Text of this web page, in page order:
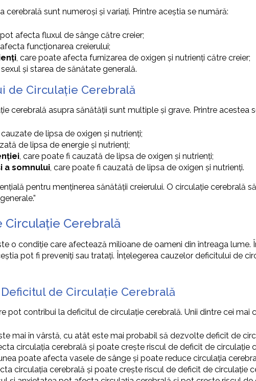
cerebrală sunt numeroși și variați. Printre aceștia se numără:
afecta fluxul de sânge către creier;
funcționarea creierului;
, care poate afecta furnizarea de oxigen și nutrienți către creier;
și starea de sănătate generală.
de Circulație Cerebrală
cerebrală asupra sănătății sunt multiple și grave. Printre acestea
de lipsa de oxigen și nutrienți;
de lipsa de energie și nutrienți;
, care poate fi cauzată de lipsa de oxigen și nutrienți;
a somnului, care poate fi cauzată de lipsa de oxigen și nutrienți.
pentru menținerea sănătății creierului. O circulație cerebrală
Circulație Cerebrală
o condiție care afectează milioane de oameni din întreaga
pot fi preveniți sau tratați. Înțelegerea cauzelor deficitului de
de Circulație Cerebrală
pot contribui la deficitul de circulație cerebrală. Unii dintre cei mai
mai în vârstă, cu atât este mai probabil să dezvolte deficit de
circulația cerebrală și poate crește riscul de deficit de circulație
poate afecta vasele de sânge și poate reduce circulația
circulația cerebrală și poate crește riscul de deficit de circulație